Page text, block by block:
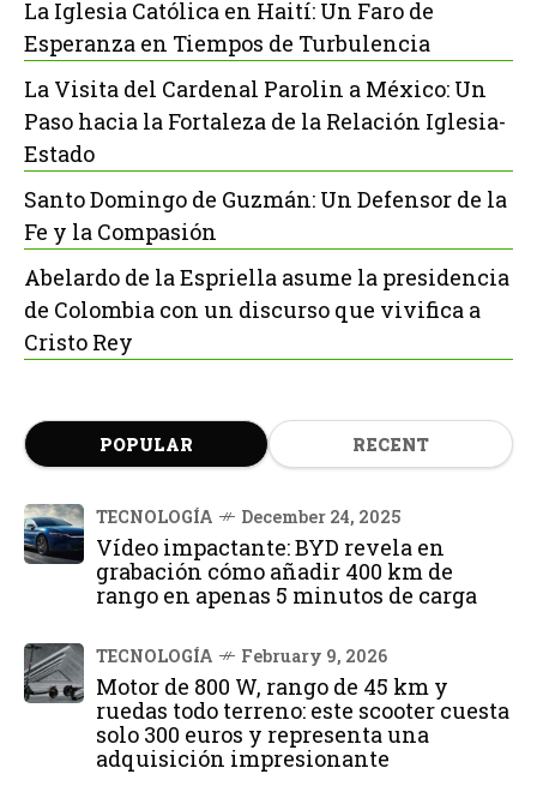
La Iglesia Católica en Haití: Un Faro de
Esperanza en Tiempos de Turbulencia
La Visita del Cardenal Parolin a México: Un
Paso hacia la Fortaleza de la Relación Iglesia-
Estado
Santo Domingo de Guzmán: Un Defensor de la
Fe y la Compasión
Abelardo de la Espriella asume la presidencia
de Colombia con un discurso que vivifica a
Cristo Rey
POPULAR RECENT
TECNOLOGÍA December 24, 2025
Vídeo impactante: BYD revela en
grabación cómo añadir 400 km de
rango en apenas 5 minutos de carga
TECNOLOGÍA February 9, 2026
Motor de 800 W, rango de 45 km y
ruedas todo terreno: este scooter cuesta
solo 300 euros y representa una
adquisición impresionante